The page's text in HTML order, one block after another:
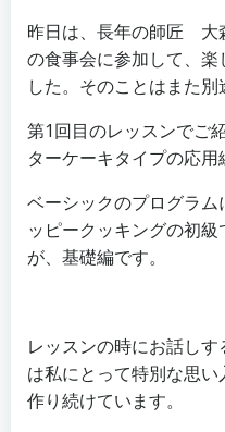
昨日は、長年の師匠 大
の食事会に参加して、楽
した。そのことはまた別
第1回目のレッスンでご
ターケーキタイプの応用
ベーシックのプログラ
ッピークッキングの初
が、基礎編です。
レッスンの時にお話し
は私にとって特別な思
作り続けています。